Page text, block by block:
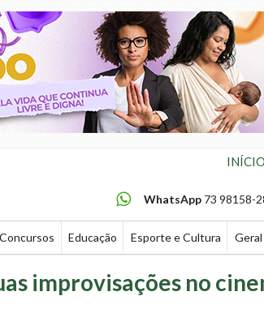
INÍCIO
WhatsApp 73 98158-
Educação Esporte e Cultura Geral
improvisações no